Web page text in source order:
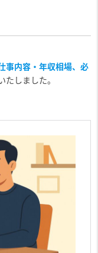
事内容・年収相場、必
しました。